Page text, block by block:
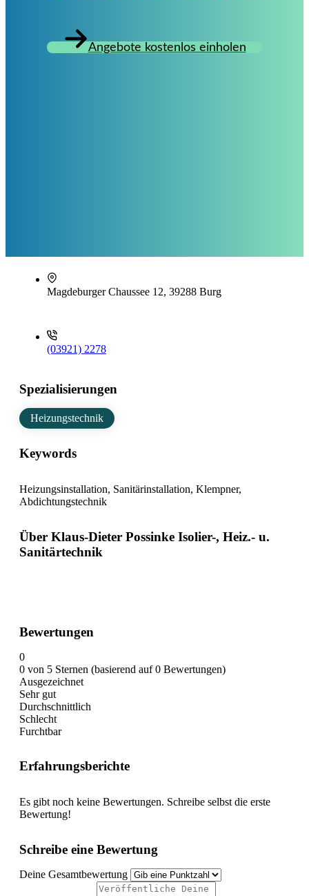
Angebote kostenlos einholen
Magdeburger Chaussee 12, 39288 Burg
(03921) 2278
Spezialisierungen
Heizungstechnik
Keywords
Heizungsinstallation, Sanitärinstallation, Klempner,
Abdichtungstechnik
Über Klaus-Dieter Possinke Isolier-, Heiz.- u.
Sanitärtechnik
Bewertungen
0
0 von 5 Sternen (basierend auf 0 Bewertungen)
Ausgezeichnet
Sehr gut
Durchschnittlich
Schlecht
Furchtbar
Erfahrungsberichte
Es gibt noch keine Bewertungen. Schreibe selbst die erste
Bewertung!
Schreibe eine Bewertung
Deine Gesamtbewertung